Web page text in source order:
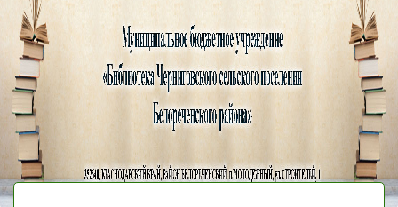
Черниговская
библиотека
МЕНЮ